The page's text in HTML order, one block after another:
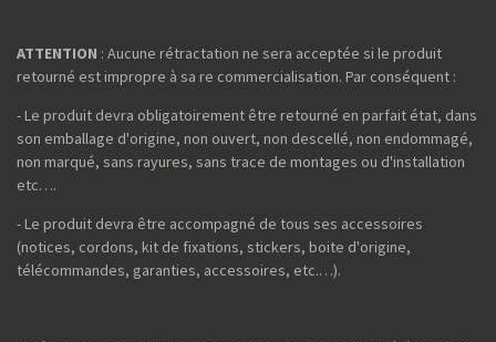
ATTENTION : Aucune rétractation ne sera acceptée si le produit
retourné est impropre à sa re commercialisation. Par conséquent :
- Le produit devra obligatoirement être retourné en parfait état, dans
son emballage d'origine, non ouvert, non descellé, non endommagé,
non marqué, sans rayures, sans trace de montages ou d'installation
etc….
- Le produit devra être accompagné de tous ses accessoires
(notices, cordons, kit de fixations, stickers, boite d'origine,
télécommandes, garanties, accessoires, etc.…).